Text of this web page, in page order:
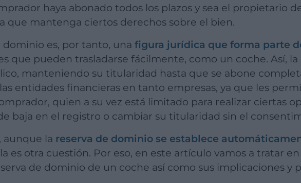
haya abonado todos los plazos y sea el propietario
que mantenga ciertos derechos sobre el bien.
dominio es, por tanto, una figura jurídica que forma parte
que pueden trasladarse fácilmente, como un coche. Así,
manteniendo su titularidad hasta que se abone
entidades financieras en tanto empresas, ya que les
quien a su vez está limitado para realizar ciertas
baja en el registro o cambiar su titularidad sin el
aunque la reserva de dominio se establece
es otra cuestión. Por eso, en este artículo vamos a tratar
de dominio de un coche así como sus implicaciones y